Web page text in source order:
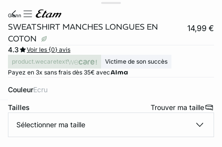
glenn
SWEATSHIRT MANCHES LONGUES EN
COTON
14,99 €
4.3
Voir les {0} avis
product.wecaretext
Victime de son succès
Payez en 3x sans frais dès 35€ avec
Couleur ecru
Tailles Trouver ma taille
Sélectionner ma taille